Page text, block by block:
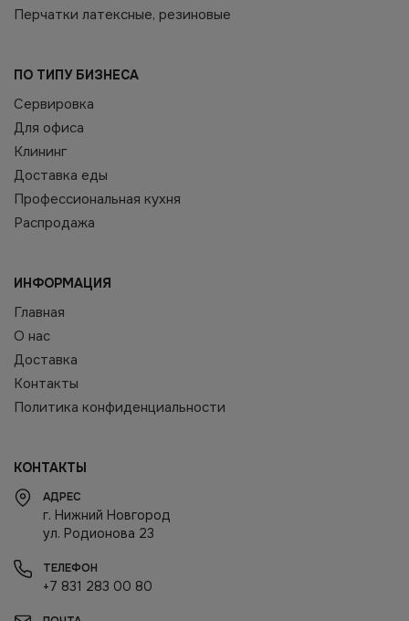
Перчатки латексные, резиновые
ПО ТИПУ БИЗНЕСА
Сервировка
Для офиса
Клининг
Доставка еды
Профессиональная кухня
Распродажа
ИНФОРМАЦИЯ
Главная
О нас
Доставка
Контакты
Политика конфиденциальности
КОНТАКТЫ
АДРЕС
г. Нижний Новгород
ул. Родионова 23
ТЕЛЕФОН
+7 831 283 00 80